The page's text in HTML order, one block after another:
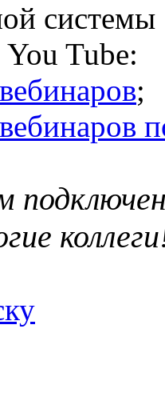
Tube:
;